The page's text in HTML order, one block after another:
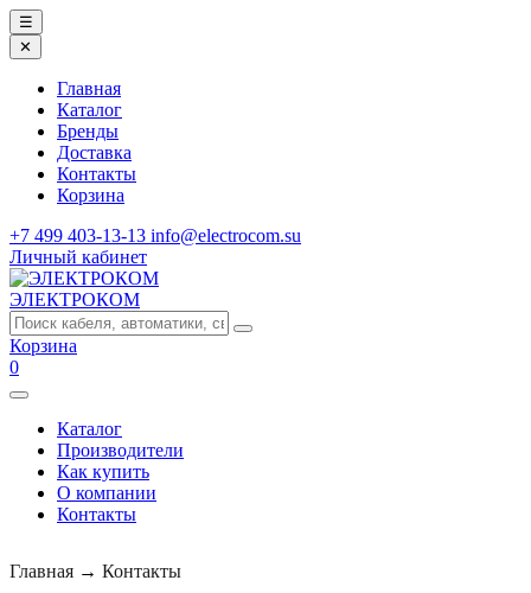
☰
✕
Главная
Каталог
Бренды
Доставка
Контакты
Корзина
+7 499 403-13-13 info@electrocom.su
Личный кабинет
ЭЛЕКТРОКОМ
Корзина
0
Каталог
Производители
Как купить
О компании
Контакты
Главная → Контакты